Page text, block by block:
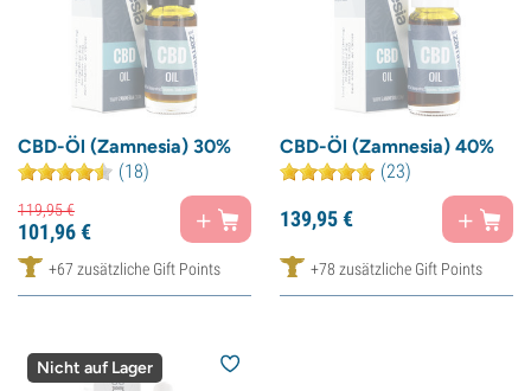
CBD-Öl (Zamnesia) 30%
(18)
119,95€
101,96€
+67 zusätzliche Gift Points
CBD-Öl (Zamnesia) 40%
(23)
139,95€
+78 zusätzliche Gift Points
Nicht auf Lager